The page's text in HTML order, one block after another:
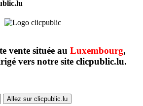
vente située au Luxembourg,
vers notre site clicpublic.lu.
Allez sur clicpublic.lu